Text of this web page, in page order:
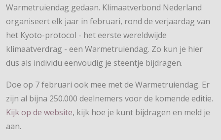
Warmetruiendag gedaan. Klimaatverbond Nederland
organiseert elk jaar in februari, rond de verjaardag van
het Kyoto-protocol - het eerste wereldwijde
klimaatverdrag - een Warmetruiendag. Zo kun je hier
dus als individu eenvoudig je steentje bijdragen.
Doe op 7 februari ook mee met de Warmetruiendag. Er
zijn al bijna 250.000 deelnemers voor de komende editie.
Kijk op de website, kijk hoe je kunt bijdragen en meld je
aan.